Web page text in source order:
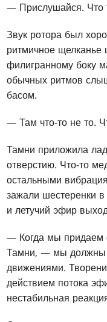
— Прислушайся.
Звук ротора был
ритмичное
филигранному боку
обычных ритмов
басом.
— Там что-то не то.
Тамни приложила
отверстию. Что-то
остальными
зажали шестеренки
и летучий эфир
— Когда мы придаем
Тамни, — мы должны
движениями.
действием потока
нестабильная